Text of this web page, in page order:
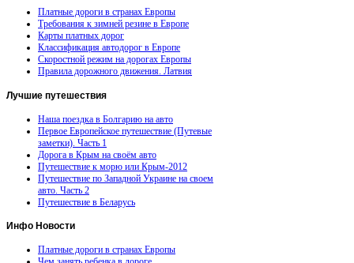
Платные дороги в странах Европы
Требования к зимней резине в Европе
Карты платных дорог
Классификация автодорог в Европе
Скоростной режим на дорогах Европы
Правила дорожного движения. Латвия
Лучшие путешествия
Наша поездка в Болгарию на авто
Первое Европейское путешествие (Путевые
заметки). Часть 1
Дорога в Крым на своём авто
Путешествие к морю или Крым-2012
Путешествие по Западной Украине на своем
авто. Часть 2
Путешествие в Беларусь
Инфо Новости
Платные дороги в странах Европы